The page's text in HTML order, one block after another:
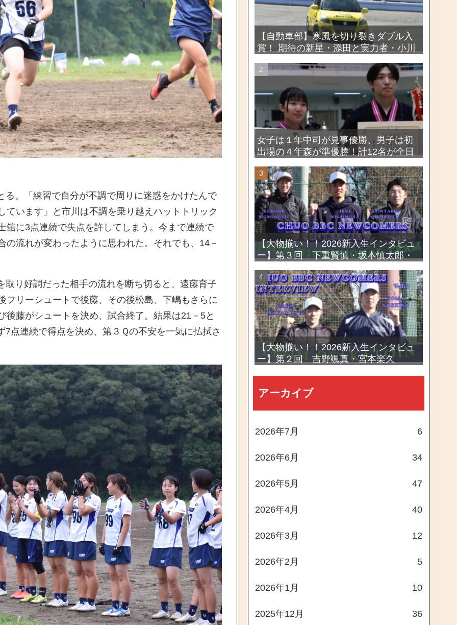
。「練習で自分が不調で周りに迷惑をかけたんで
います」と市川は不調を乗り越えハットトリック
舘に3点連続で失点を許してしまう。今まで連続で
流れが変わったように思われた。それでも、14－
り好調だった相手の流れを断ち切ると、遠藤育子
フリーシュートで後藤、その後松島、下嶋もさらに
藤がシュートを決め、試合終了。結果は21－5と
点連続で得点を決め、第３Ｑの不安を一気に払拭さ
【自動車部】寒風を切り裂きダブル入
賞！ 期待の新星・添田と実力者・小川
大会2026
女子は１年中司が見事優勝、男子は初
出場の４年森が準優勝！計12名が全日
剣道選手権大会・第72回関東学生剣道
選手権大会
【大物揃い！！2026新入生インタビュ
ー】第３回 下重賢慎・坂本慎太郎・
【大物揃い！！2026新入生インタビュ
ー】第２回 吉野颯真・宮本楽久
アーカイブ
2026年7月 6
2026年6月 34
2026年5月 47
2026年4月 40
2026年3月 12
2026年2月 5
2026年1月 10
2025年12月 36